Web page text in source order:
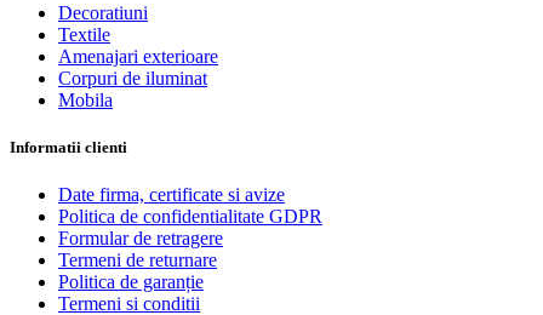
Decoratiuni
Textile
Amenajari exterioare
Corpuri de iluminat
Mobila
Informatii clienti
Date firma, certificate si avize
Politica de confidentialitate GDPR
Formular de retragere
Termeni de returnare
Politica de garanție
Termeni si conditii